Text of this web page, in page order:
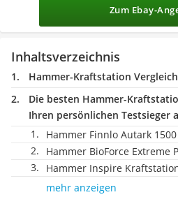
Zum Ebay-
Inhaltsverzeichnis
Hammer-Kraftstation
Die besten Hammer-
Ihren persönlichen Testsieger
Hammer Finnlo Autark 1500
Hammer BioForce Extreme
Hammer Inspire
mehr anzeigen